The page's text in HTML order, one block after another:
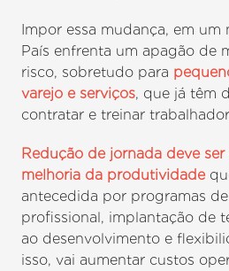
Impor essa mudança, em
País enfrenta um apagão de
risco, sobretudo para
varejo e serviços, que já têm
contratar e treinar
Redução de jornada deve
melhoria da produtividade
antecedida por programas
profissional, implantação de
ao desenvolvimento e
isso, vai aumentar custos